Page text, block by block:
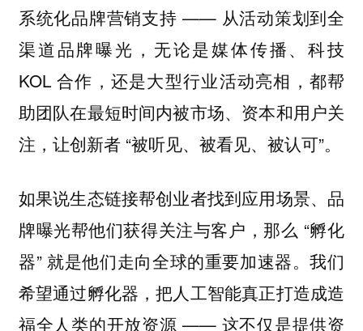
系统化品牌营销支持 —— 从活动策划到全
渠道品牌曝光，无论是媒体传播、科技
KOL 合作，还是大型行业活动亮相，都帮
助团队在最短时间内被市场、资本和用户关
注，让创新者 “被听见、被看见、被认可”。
如果说生态链接帮创业者找到应用场景、品
牌曝光帮他们获得关注与客户，那么 “孵化
器” 就是他们走向全球的重要加速器。我们
希望通过孵化器，把人工智能真正打造成造
福全人类的开放资源 —— 这不仅是提供资